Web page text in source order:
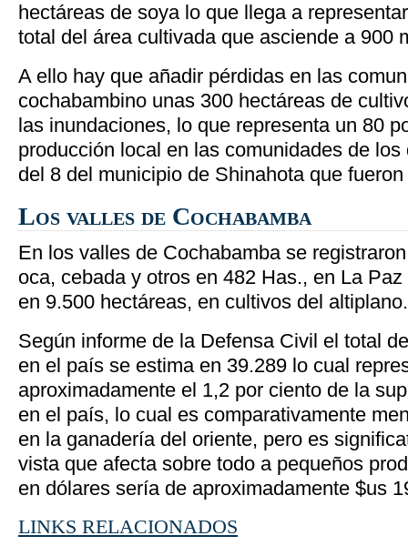
hectáreas de soya lo que llega a
total del área cultivada que asciende a 900
A ello hay que añadir pérdidas en las
cochabambino unas 300 hectáreas de
las inundaciones, lo que representa un 80
producción local en las comunidades de
del 8 del municipio de Shinahota que
Los valles de Cochabamba
En los valles de Cochabamba se
oca, cebada y otros en 482 Has., en La
en 9.500 hectáreas, en cultivos del altiplano.
Según informe de la Defensa Civil el total
en el país se estima en 39.289 lo cual
aproximadamente el 1,2 por ciento de la
en el país, lo cual es comparativamente
en la ganadería del oriente, pero es
vista que afecta sobre todo a pequeños
en dólares sería de aproximadamente $us
LINKS RELACIONADOS